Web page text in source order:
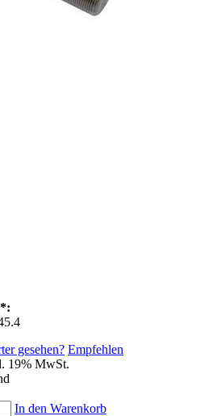
gesehen? Empfehlen
19% MwSt.
In den Warenkorb